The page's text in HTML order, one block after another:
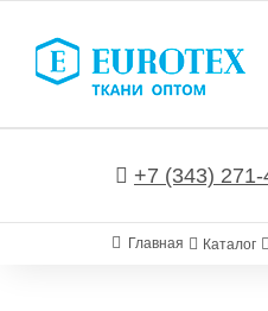
+7 (343) 271-
Главная Каталог